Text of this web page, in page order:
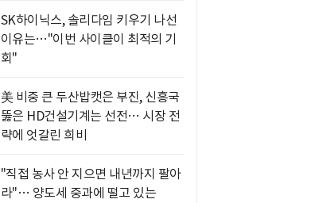
SK하이닉스, 솔리다임 키우기 나선
이유는…"이번 사이클이 최적의 기
회"
美 비중 큰 두산밥캣은 부진, 신흥국
뚫은 HD건설기계는 선전… 시장 전
략에 엇갈린 희비
"직접 농사 안 지으면 내년까지 팔아
라"… 양도세 중과에 떨고 있는